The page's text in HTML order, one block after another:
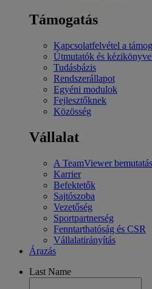
Támogatás
Kapcsolatfelvétel a
Útmutatók és
Tudásbázis
Rendszerállapot
Egyéni modulok
Fejlesztőknek
Közösség
Vállalat
A TeamViewer
Karrier
Befektetők
Sajtószoba
Vezetőség
Sportpartnerség
Fenntarthatóság és CSR
Vállalatirányítás
Árazás
Last Name